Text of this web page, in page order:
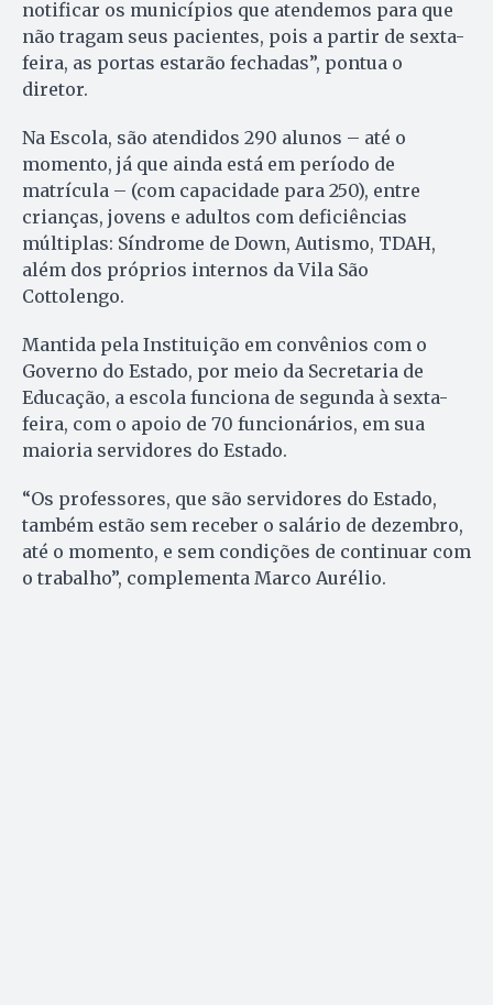
notificar os municípios que atendemos para que
não tragam seus pacientes, pois a partir de sexta-
feira, as portas estarão fechadas”, pontua o
diretor.
Na Escola, são atendidos 290 alunos – até o
momento, já que ainda está em período de
matrícula – (com capacidade para 250), entre
crianças, jovens e adultos com deficiências
múltiplas: Síndrome de Down, Autismo, TDAH,
além dos próprios internos da Vila São
Cottolengo.
Mantida pela Instituição em convênios com o
Governo do Estado, por meio da Secretaria de
Educação, a escola funciona de segunda à sexta-
feira, com o apoio de 70 funcionários, em sua
maioria servidores do Estado.
“Os professores, que são servidores do Estado,
também estão sem receber o salário de dezembro,
até o momento, e sem condições de continuar com
o trabalho”, complementa Marco Aurélio.